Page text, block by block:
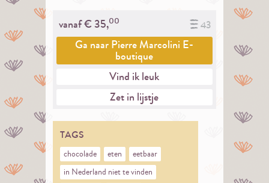
43
vanaf € 35,00
Ga naarPierre Marcolini E-
boutique
Vind ik leuk
Zet in lijstje
TAGS
chocolade eten
eetbaar
in Nederland niet te vinden